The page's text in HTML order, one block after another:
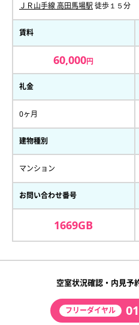
ＪＲ山手線 高田馬場駅 徒歩１５分
賃料
60,000円
礼金
0ヶ月
建物種別
マンション
お問い合わせ番号
1669GB
空室状況確認・内見予
フリーダイヤル